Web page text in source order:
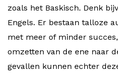
zoals het Baskisch. Denk
Engels. Er bestaan talloze
met meer of minder
omzetten van de ene naar
gevallen kunnen echter